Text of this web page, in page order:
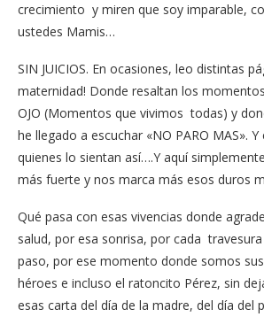
crecimiento y miren que soy imparable,
ustedes Mamis…
SIN JUICIOS. En ocasiones, leo distintas
maternidad! Donde resaltan los
OJO (Momentos que vivimos todas) y
he llegado a escuchar «NO PARO MAS».
quienes lo sientan así….Y aquí
más fuerte y nos marca más esos duros
Qué pasa con esas vivencias donde
salud, por esa sonrisa, por cada
paso, por ese momento donde somos
héroes e incluso el ratoncito Pérez, sin
esas carta del día de la madre, del día del